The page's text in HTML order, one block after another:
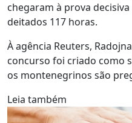
chegaram à prova
deitados 117 horas.
À agência Reuters,
concurso foi criado como
os montenegrinos são
Leia também